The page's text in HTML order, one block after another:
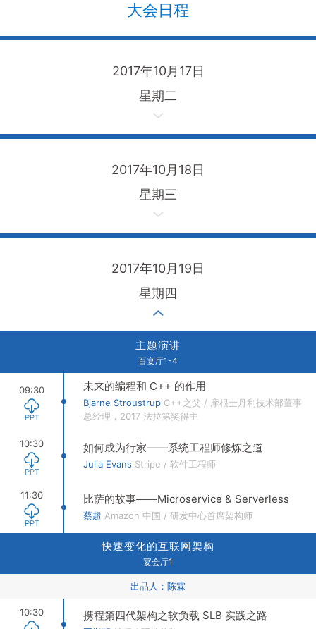
大会日程
2017年10月17日
星期二
2017年10月18日
星期三
2017年10月19日
星期四
主题演讲
百宴厅1-4
09:30 未来的编程和 C++ 的作用
Bjarne Stroustrup C++之父 / 摩根士丹利技术部董事
总经理，2017 法拉第奖得主
10:30 如何成为行家——系统工程师修炼之道
Julia Evans Stripe / 软件工程师
11:30 比萨的故事——Microservice & Serverless
蔡超 Amazon 中国 / 研发中心首席架构师
快速变化的互联网架构
宴会厅1
出品人： 陈霖
10:30 携程第四代架构之软负载 SLB 实践之路